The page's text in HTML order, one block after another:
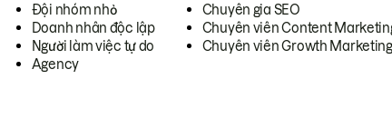
Đội nhóm nhỏ
Doanh nhân độc lập
Người làm việc tự do
Agency
Chuyên gia SEO
Chuyên viên Content
Chuyên viên Growth